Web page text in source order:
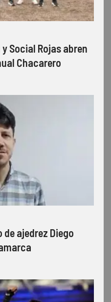
Social Rojas abren
Chacarero
ajedrez Diego